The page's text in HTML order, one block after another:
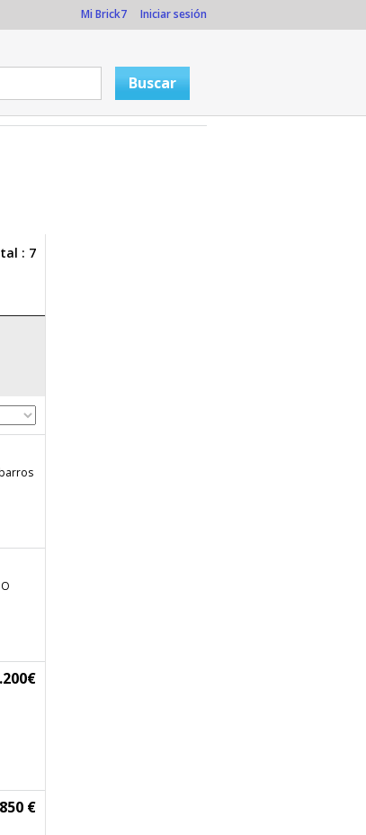
Mi Brick7 Iniciar sesión
: 7
€